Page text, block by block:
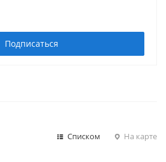
Подписаться
Списком На карте